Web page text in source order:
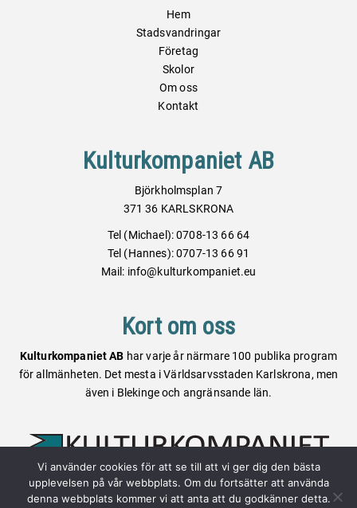
Hem
Stadsvandringar
Företag
Skolor
Om oss
Kontakt
Kulturkompaniet AB
Björkholmsplan 7
371 36 KARLSKRONA
Tel (Michael): 0708-13 66 64
Tel (Hannes): 0707-13 66 91
Mail: info@kulturkompaniet.eu
Kort om oss
Kulturkompaniet AB har varje år närmare 100 publika program
för allmänheten. Det mesta i Världsarvsstaden Karlskrona, men
även i Blekinge och angränsande län.
Webbplatsen är skapad av:
Vi använder cookies för att se till att vi ger dig den bästa
upplevelsen på vår webbplats. Om du fortsätter att använda
denna webbplats kommer vi att anta att du godkänner detta.